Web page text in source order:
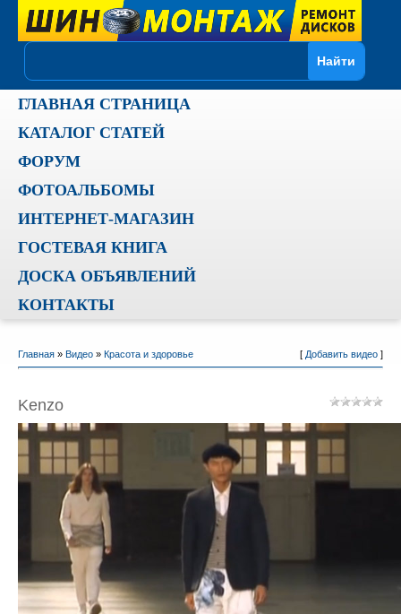
ГЛАВНАЯ СТРАНИЦА
КАТАЛОГ СТАТЕЙ
ФОРУМ
ФОТОАЛЬБОМЫ
ИНТЕРНЕТ-МАГАЗИН
ГОСТЕВАЯ КНИГА
ДОСКА ОБЪЯВЛЕНИЙ
КОНТАКТЫ
Главная» Видео» Красота и здоровье [ Добавить видео]
Kenzo